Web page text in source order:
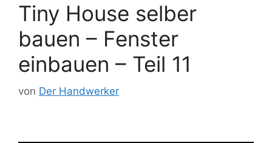
Tiny House selber
bauen – Fenster
einbauen – Teil 11
von Der Handwerker